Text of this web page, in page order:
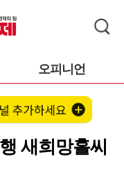
오피니언
새희망홀씨